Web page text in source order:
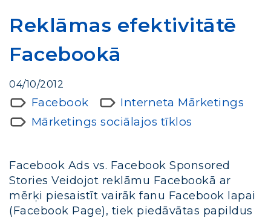
Reklāmas efektivitātē
Facebookā
04/10/2012
Facebook
Interneta Mārketings
Mārketings sociālajos tīklos
Facebook Ads vs. Facebook Sponsored
Stories Veidojot reklāmu Facebookā ar
mērķi piesaistīt vairāk fanu Facebook lapai
(Facebook Page), tiek piedāvātas papildus